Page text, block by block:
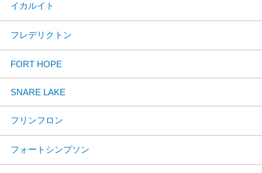
イカルイト
フレデリクトン
FORT HOPE
SNARE LAKE
フリンフロン
フォートシンプソン